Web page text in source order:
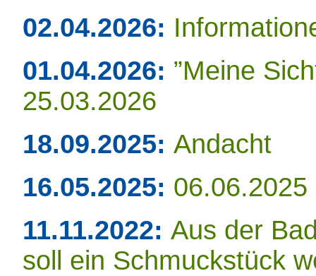
02.04.2026:
01.04.2026: ”Meine
25.03.2026
18.09.2025: Andacht
16.05.2025:
11.11.2022: Aus der
soll ein Schmuckstück